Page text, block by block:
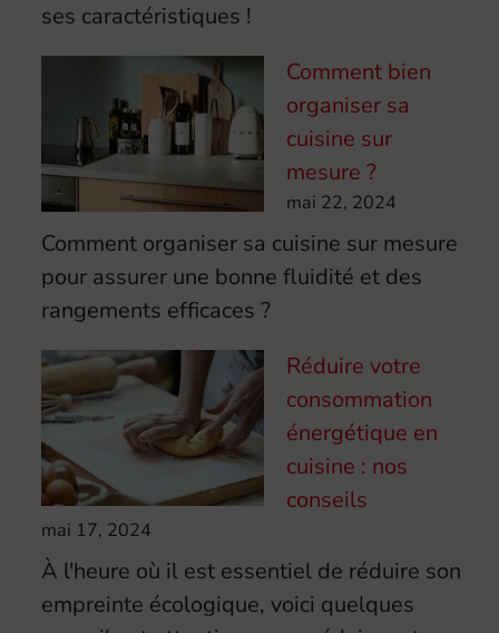
ses caractéristiques !
Comment bien
organiser sa
cuisine sur
mesure ?
mai 22, 2024
Comment organiser sa cuisine sur mesure
pour assurer une bonne fluidité et des
rangements efficaces ?
Réduire votre
consommation
énergétique en
cuisine : nos
conseils
mai 17, 2024
À l'heure où il est essentiel de réduire son
empreinte écologique, voici quelques